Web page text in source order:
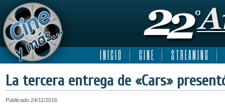
I N I C I O C I N E S T R E A M I N G
La tercera entrega de «Cars»
Publicado 24/11/2016